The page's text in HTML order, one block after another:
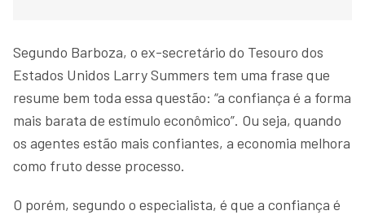
Segundo Barboza, o ex-secretário do Tesouro dos
Estados Unidos Larry Summers tem uma frase que
resume bem toda essa questão: “a confiança é a forma
mais barata de estímulo econômico”. Ou seja, quando
os agentes estão mais confiantes, a economia melhora
como fruto desse processo.
O porém, segundo o especialista, é que a confiança é